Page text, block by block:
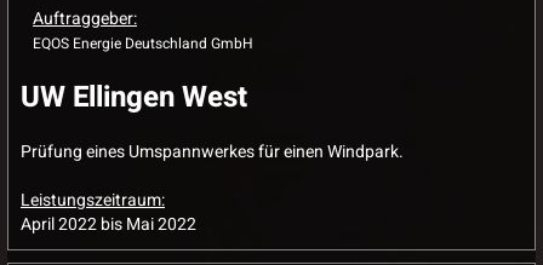
Auftraggeber:
EQOS Energie Deutschland GmbH
UW Ellingen West
Prüfung eines Umspannwerkes für einen Windpark.
Leistungszeitraum:
April 2022 bis Mai 2022